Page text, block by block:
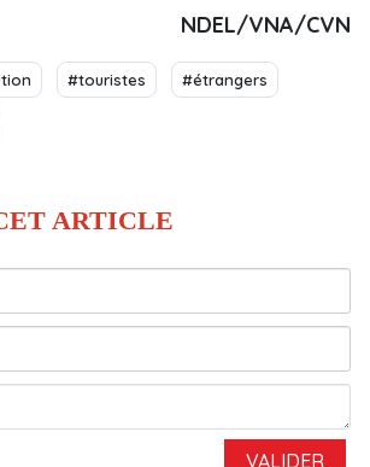
NDEL/VNA/CVN
#touristes #étrangers